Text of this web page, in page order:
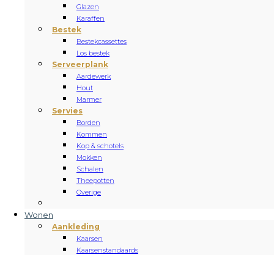
Glazen
Karaffen
Bestek
Bestekcassettes
Los bestek
Serveerplank
Aardewerk
Hout
Marmer
Servies
Borden
Kommen
Kop & schotels
Mokken
Schalen
Theepotten
Overige
Wonen
Aankleding
Kaarsen
Kaarsenstandaards